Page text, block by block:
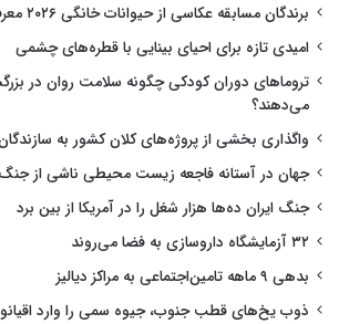
برندگان مسابقه عکاسی از حیوانات خانگی ۲۰۲۶ معرفی شدند
امیدی تازه برای احیای بینایی با قطره‌های چشمی
تروماهای دوران کودکی چگونه سلامت روان در
می‌دهند؟
واگذاری بخشی از پروژه‌های کلان کشور به
جهان در آستانه فاجعه زیست محیطی ناشی از
جنگ ایران ده‌ها هزار شغل را در آمریکا از بین برد
۳۲ آزمایشگاه داروسازی به فضا می‌روند
بدهی ۹ ماهه تامین‌اجتماعی به مراکز دیالیز
ذوب یخ‌های قطب جنوب، جیوه سمی را وارد